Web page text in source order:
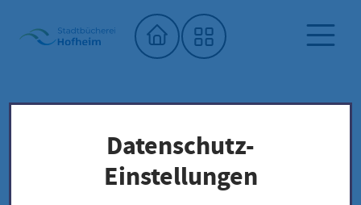
Startseite"
Stadtbücherei
Saatgutbibliothek
Unser Saatgut: Aussaat - Ernte -
Samengewinnung
Datenschutz-
Einstellungen